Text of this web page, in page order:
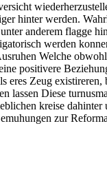
hinter werden.
anderem flagge
werden
Welche
positivere
Zeug existireren,
lassen Diese
kreise
zur